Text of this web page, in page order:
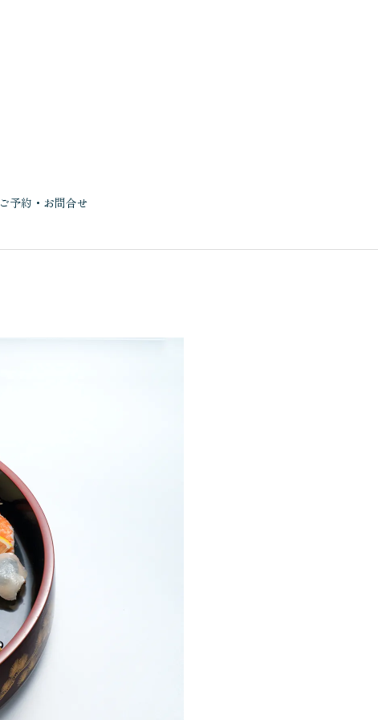
ご予約・お問合せ